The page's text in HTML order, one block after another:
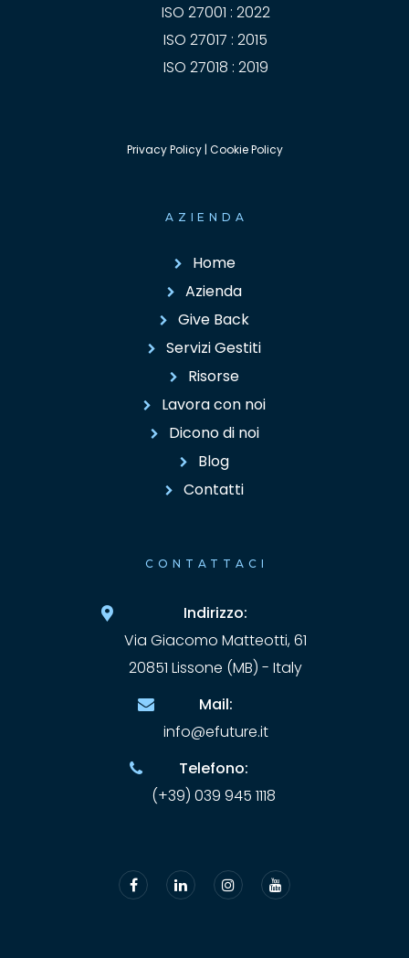
ISO 27001 : 2022
ISO 27017 : 2015
ISO 27018 : 2019
Privacy Policy| Cookie Policy
AZIENDA
Home
Azienda
Give Back
Servizi Gestiti
Risorse
Lavora con noi
Dicono di noi
Blog
Contatti
CONTATTACI
Indirizzo:
Via Giacomo Matteotti, 61
20851 Lissone (MB) - Italy
Mail:
info@efuture.it
Telefono:
(+39) 039 945 1118